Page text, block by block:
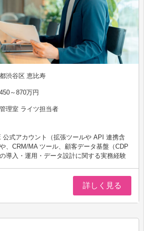
渋谷区 恵比寿
～870万円
理室 ライツ担当者
公式アカウント（拡張ツールや API 連携含
、CRM/MA ツール、顧客データ基盤（CDP
導入・運用・データ設計に関する実務経験
詳しく見る